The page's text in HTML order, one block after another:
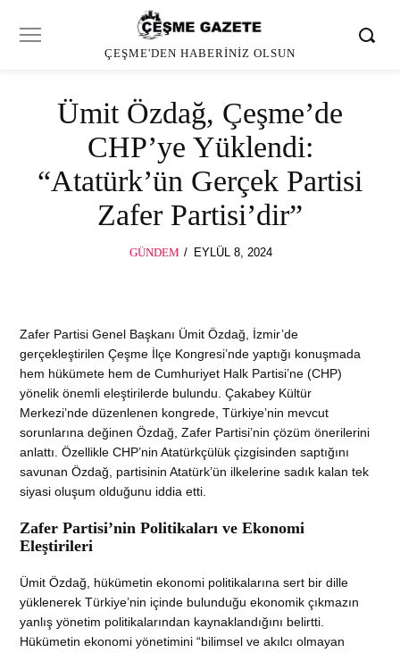
ÇEŞME'DEN HABERINIZ OLSUN
Ümit Özdağ, Çeşme’de
CHP’ye Yüklendi:
“Atatürk’ün Gerçek Partisi
Zafer Partisi’dir”
GÜNDEM
POSTED
EYLÜL 8, 2024
Zafer Partisi Genel Başkanı Ümit Özdağ, İzmir’de
gerçekleştirilen Çeşme İlçe Kongresi’nde yaptığı konuşmada
hem hükümete hem de Cumhuriyet Halk Partisi’ne (CHP)
yönelik önemli eleştirilerde bulundu. Çakabey Kültür
Merkezi’nde düzenlenen kongrede, Türkiye’nin mevcut
sorunlarına değinen Özdağ, Zafer Partisi’nin çözüm önerilerini
anlattı. Özellikle CHP’nin Atatürkçülük çizgisinden saptığını
savunan Özdağ, partisinin Atatürk’ün ilkelerine sadık kalan tek
siyasi oluşum olduğunu iddia etti.
Zafer Partisi’nin Politikaları ve Ekonomi
Eleştirileri
Ümit Özdağ, hükümetin ekonomi politikalarına sert bir dille
yüklenerek Türkiye’nin içinde bulunduğu ekonomik çıkmazın
yanlış yönetim politikalarından kaynaklandığını belirtti.
Hükümetin ekonomi yönetimini “bilimsel ve akılcı olmayan